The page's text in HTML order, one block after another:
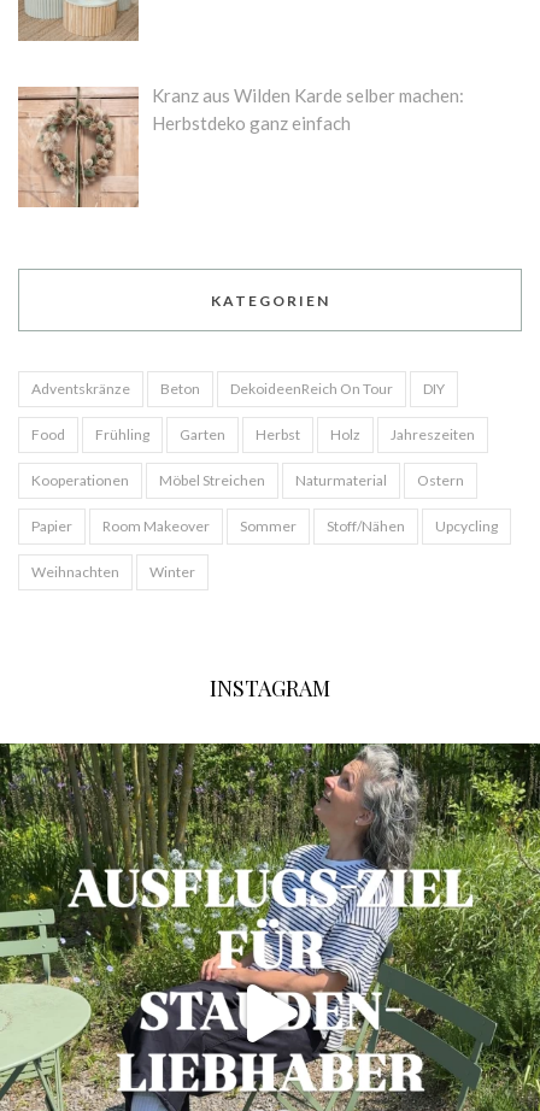
Kranz aus Wilden Karde selber machen:
Herbstdeko ganz einfach
KATEGORIEN
Adventskränze Beton DekoideenReich On Tour DIY
Food Frühling Garten Herbst Holz Jahreszeiten
Kooperationen Möbel Streichen Naturmaterial Ostern
Papier Room Makeover Sommer Stoff/Nähen Upcycling
Weihnachten Winter
INSTAGRAM